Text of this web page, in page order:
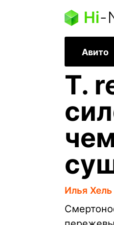
Hi-
Авито
T.
Илья Хель